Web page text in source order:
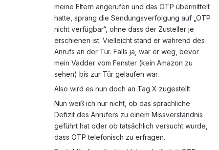
meine Eltern angerufen und das OTP übermittelt
hatte, sprang die Sendungsverfolgung auf „OTP
nicht verfügbar“, ohne dass der Zusteller je
erschienen ist. Vielleicht stand er während des
Anrufs an der Tür. Falls ja, war er weg, bevor
mein Vadder vom Fenster (kein Amazon zu
sehen) bis zur Tür gelaufen war.
Also wird es nun doch an Tag X zugestellt.
Nun weiß ich nur nicht, ob das sprachliche
Defizit des Anrufers zu einem Missverständnis
geführt hat oder ob tatsächlich versucht wurde,
dass OTP telefonisch zu erfragen.